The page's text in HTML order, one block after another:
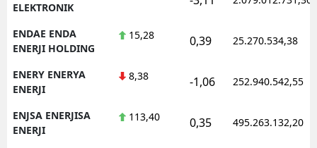
ELEKTRONIK
ENDAE ENDA
ENERJI HOLDING
15,28 0,39 25.270.534,38
ENERY ENERYA
ENERJI
8,38 -1,06 252.940.542,55
ENJSA ENERJISA
ENERJI
113,40 0,35 495.263.132,20